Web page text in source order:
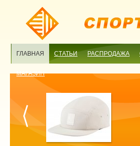
ГЛАВНАЯ СТАТЬИ РАСПРОДАЖА
МАГАЗИН